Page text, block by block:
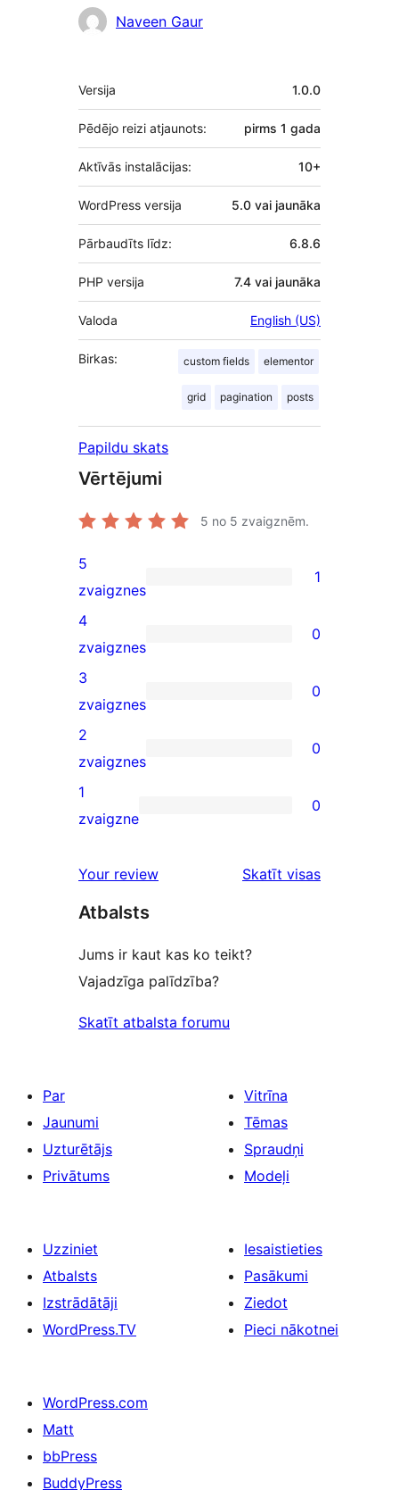
Līdzdalībnieki
Naveen Gaur
Meta
Versija 1.0.0
Pēdējo reizi atjaunots: pirms 1 gada
Aktīvās instalācijas: 10+
WordPress versija 5.0 vai jaunāka
Pārbaudīts līdz: 6.8.6
PHP versija 7.4 vai jaunāka
Valoda English (US)
Birkas: custom fields elementor
grid pagination posts
Papildu skats
Vērtējumi
5 no 5 zvaigznēm.
1
5-
star
review
5
zvaigznes
1
0
4-
star
reviews
4
zvaigznes
0
0
3-
star
reviews
3
zvaigznes
0
0
2-
star
2
zvaigznes
0
0
star
1
zvaigzne
0
Your review
Skatīt visas
Atbalsts
Jums ir kaut kas ko teikt?
Vajadzīga palīdzība?
Skatīt atbalsta forumu
Par
Jaunumi
Uzturētājs
Privātums
Vitrīna
Tēmas
Spraudņi
Modeļi
Uzziniet
Atbalsts
Izstrādātāji
WordPress.TV
Iesaistieties
Pasākumi
Ziedot
Pieci nākotnei
WordPress.com
Matt
bbPress
BuddyPress